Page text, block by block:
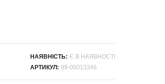
НАЯВНІСТЬ: Є В НАЯВНОСТІ
АРТИКУЛ: 99-00013346